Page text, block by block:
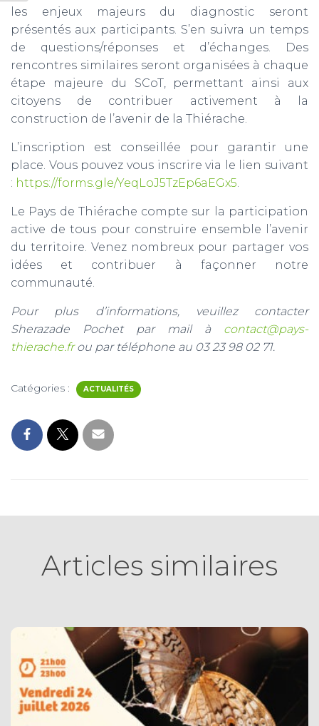
les enjeux majeurs du diagnostic seront
présentés aux participants. S’en suivra un temps
de questions/réponses et d’échanges. Des
rencontres similaires seront organisées à chaque
étape majeure du SCoT, permettant ainsi aux
citoyens de contribuer activement à la
construction de l’avenir de la Thiérache.
L’inscription est conseillée pour garantir une
place. Vous pouvez vous inscrire via le lien suivant
: https://forms.gle/YeqLoJ5TzEp6aEGx5
Le Pays de Thiérache compte sur la participation
active de tous pour construire ensemble l’avenir
du territoire. Venez nombreux pour partager vos
idées et contribuer à façonner notre
communauté.
Pour plus d’informations, veuillez contacter
Sherazade Pochet par mail à contact@pays-
thierache.frou par téléphone au 03 23 98 02 71.
Catégories : ACTUALITÉS
Articles similaires